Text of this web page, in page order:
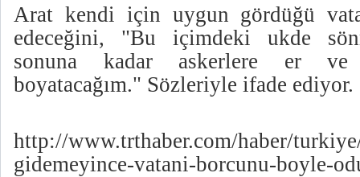
Arat kendi için uygun gördüğü
edeceğini, "Bu içimdeki ukde
sonuna kadar askerlere er ve
boyatacağım." Sözleriyle ifade ediyor.
http://www.trthaber.com/haber/
gidemeyince-vatani-borcunu-boyle-